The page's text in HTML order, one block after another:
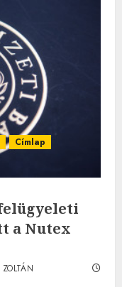
Címlap
a Nutex